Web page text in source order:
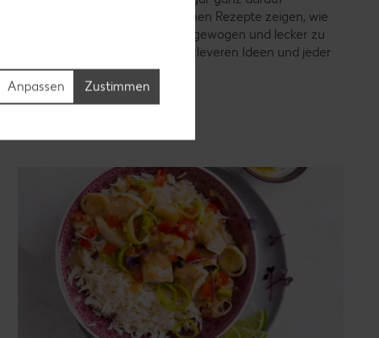
verzichten? Unsere vegetarischen Rezepte zeigen, wie
einfach es ist, ohne Fleisch ausgewogen und lecker zu
kochen – mit bunten Zutaten, cleveren Ideen und jeder
Menge Geschmack.
Rezepte entdecken
Zustimmen
Anpassen